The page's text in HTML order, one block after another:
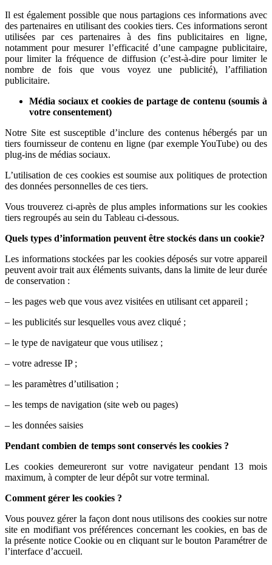
Il est également possible que nous partagions ces informations avec
des partenaires en utilisant des cookies tiers. Ces informations seront
utilisées par ces partenaires à des fins publicitaires en ligne,
notamment pour mesurer l’efficacité d’une campagne publicitaire,
pour limiter la fréquence de diffusion (c’est-à-dire pour limiter le
nombre de fois que vous voyez une publicité), l’affiliation
publicitaire.
Média sociaux et cookies de partage de contenu (soumis à
votre consentement)
Notre Site est susceptible d’inclure des contenus hébergés par un
tiers fournisseur de contenu en ligne (par exemple YouTube) ou des
plug-ins de médias sociaux.
L’utilisation de ces cookies est soumise aux politiques de protection
des données personnelles de ces tiers.
Vous trouverez ci-après de plus amples informations sur les cookies
tiers regroupés au sein du Tableau ci-dessous.
Quels types d’information peuvent être stockés dans un cookie?
Les informations stockées par les cookies déposés sur votre appareil
peuvent avoir trait aux éléments suivants, dans la limite de leur durée
de conservation :
– les pages web que vous avez visitées en utilisant cet appareil ;
– les publicités sur lesquelles vous avez cliqué ;
– le type de navigateur que vous utilisez ;
– votre adresse IP ;
– les paramètres d’utilisation ;
– les temps de navigation (site web ou pages)
– les données saisies
Pendant combien de temps sont conservés les cookies ?
Les cookies demeureront sur votre navigateur pendant 13 mois
maximum, à compter de leur dépôt sur votre terminal.
Comment gérer les cookies ?
Vous pouvez gérer la façon dont nous utilisons des cookies sur notre
site en modifiant vos préférences concernant les cookies, en bas de
la présente notice Cookie ou en cliquant sur le bouton Paramétrer de
l’interface d’accueil.